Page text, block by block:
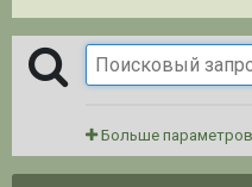
Больше параметров